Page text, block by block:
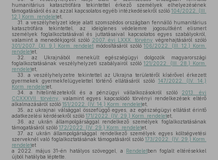
humanitárius katasztrófára tekintettel érkező személyek elhelyezésének
támogatásáról és az azzal kapcsolatos egyéb intézkedésekről szóló 104/2022. (III.
12.) Korm. rendeletet,
31.
a veszélyhelyzet ideje alatt szomszédos országban fennálló humanitárius
katasztrófára tekintettel, az ideiglenes védelemre jogosultként elismert
személyek foglalkoztatásával és juttatásaival kapcsolatos egyes szabályokról,
valamint a menedékjogról szóló 2007. évi LXXX. törvény végrehajtásáról szóló
301/2007. (XI. 9.) Korm. rendelet módosításáról szóló106/2022. (III. 12.) Korm.
rendeletet,
32.
az Ukrajnából menekült egészségügyi dolgozók magyarországi
foglalkoztatásának veszélyhelyzeti szabályairól szóló121/2022. (III. 28.) Korm.
rendeletet,
33.
a veszélyhelyzetre tekintettel az Ukrajna területéről kísérővel érkezett
gyermekek gyermekfelügyelettel történő ellátásáról szóló 147/2022. (IV. 14.)
Korm. rendeletet,
34.
a hitelintézetekről és a pénzügyi vállalkozásokról szóló 2013. évi
CCXXXVII. törvény , valamint egyes kapcsolódó törvényi rendelkezések eltérő
alkalmazásáról szóló 151/2022. (IV. 14.) Korm. rendeletet,
35.
az ukrajnai válsággal összefüggő egyes, az egészségügyi ellátást érintő
adatkezelési kérdésekről szóló 171/2022. (IV. 29.) Korm. rendeletet,
36.
az ukrán állampolgársággal rendelkező személyek foglalkoztatásának
támogatásáról szóló 172/2022. (IV. 29.) Korm. rendeletet,
37.
az ukrán állampolgársággal rendelkező személyek egyes költségvetési
szerveknél való foglalkoztatásának támogatásáról szóló173/2022. (IV. 29.) Korm.
rendeletet
a 2022. május 31-én hatályos szöveggel, a Rendeletben foglalt eltérésekkel
újból hatályba léptette.